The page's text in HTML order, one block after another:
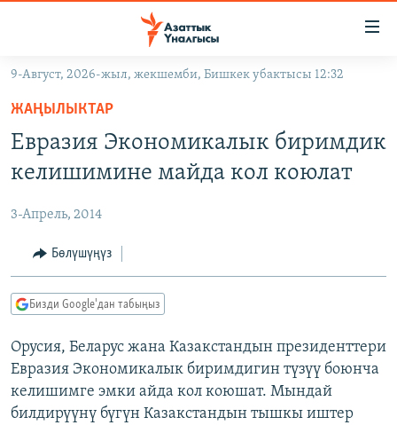
Навигацияга
өтүңүз
Издөөгө
салыңызКЫРГЫЗСТАН
ЭКОНОМИКА
МАДАНИЯТ
ДҮЙНӨ
БОРБОР АЗИЯ
АТАЙЫН ИЛИКТӨӨ
ТВ ПРОГРАММАЛАР
ЭКСПЕРТТЕР ТАЛДАЙТ
БИЗ ЖАНА ДҮЙНӨ
ЭЖЕ-СИҢДИЛЕР
ӨЗГӨЧӨ ПИКИР
Русский
ОНЛАЙН ШЕРИНЕ
9-Август, 2026-жыл, жекшемби, Бишкек убактысы 12:32
ЖАҢЫЛЫКТАР
Евразия Экономикалык биримдик
келишимине майда кол коюлат
3-Апрель, 2014
Бөлүшүңүз
Бизди Google'дан табыңыз
Орусия, Беларус жана Казакстандын президенттери
Евразия Экономикалык биримдигин түзүү боюнча
келишимге эмки айда кол коюшат. Мындай
билдирүүнү бүгүн Казакстандын тышкы иштер